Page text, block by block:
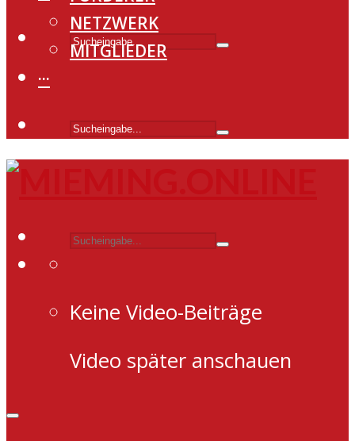
NETZWERK
MITGLIEDER
···
Keine Video-Beiträge
Video später anschauen